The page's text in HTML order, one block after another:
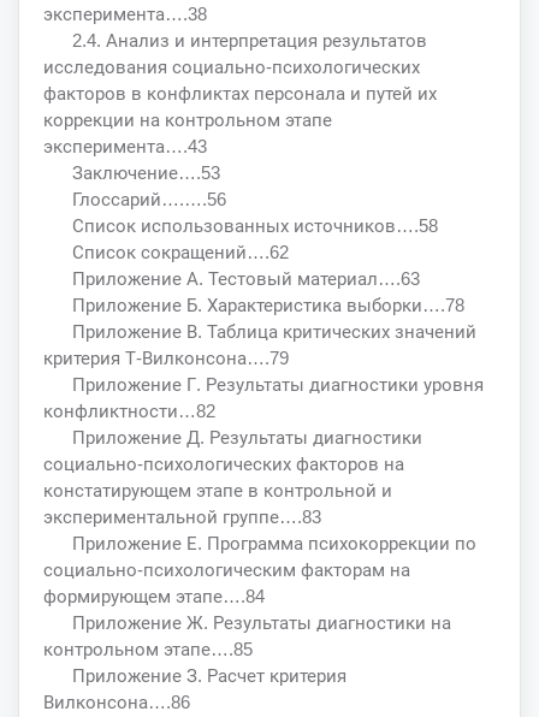
эксперимента….38
2.4. Анализ и интерпретация результатов
исследования социально-психологических
факторов в конфликтах персонала и путей их
коррекции на контрольном этапе
эксперимента….43
Заключение….53
Глоссарий….….56
Список использованных источников….58
Список сокращений….62
Приложение А. Тестовый материал….63
Приложение Б. Характеристика выборки….78
Приложение В. Таблица критических значений
критерия Т-Вилконсона….79
Приложение Г. Результаты диагностики уровня
конфликтности…82
Приложение Д. Результаты диагностики
социально-психологических факторов на
констатирующем этапе в контрольной и
экспериментальной группе….83
Приложение Е. Программа психокоррекции по
социально-психологическим факторам на
формирующем этапе….84
Приложение Ж. Результаты диагностики на
контрольном этапе….85
Приложение З. Расчет критерия
Вилконсона….86